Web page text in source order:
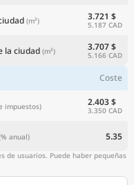
(m²) 3.721 $
5.187 CAD
la ciudad (m²) 3.707 $
5.166 CAD
Coste
impuestos) 2.403 $
3.350 CAD
anual) 5.35
de usuarios. Puede haber pequeñas